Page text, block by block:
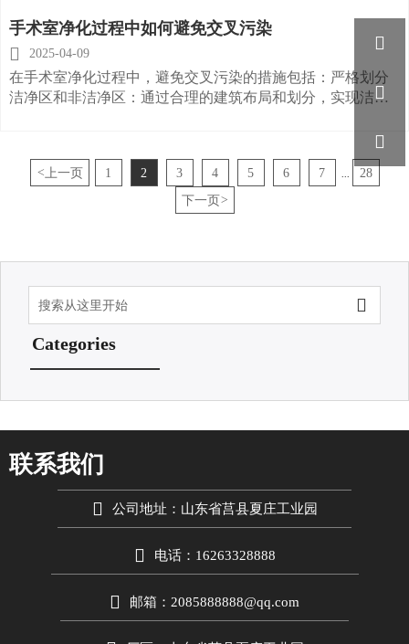
手术室净化过程中如何避免交叉污染
 2025-04-09
在手术室净化过程中，避免交叉污染的措施包括：严格划分
洁净区和非洁净区：通过合理的建筑布局和划分，实现洁污
术器械、药品等物资按照规定的路线进出手术室，避免交叉
污染
< 上一页 1 2 3 4 5 6 7
28
下一页>

Categories
联系我们
 公司地址：山东省莒县夏庄工业园
 电话：16263328888
 邮箱：2085888888@qq.com


